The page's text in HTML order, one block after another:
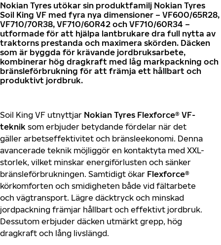
Nokian Tyres utökar sin produktfamilj Nokian Tyres
Soil King VF med fyra nya dimensioner – VF600/65R28,
VF710/70R38, VF710/60R42 och VF710/60R34 –
utformade för att hjälpa lantbrukare dra full nytta av
traktorns prestanda och maximera skörden. Däcken
som är byggda för krävande jordbruksarbete,
kombinerar hög dragkraft med låg markpackning och
bränsleförbrukning för att främja ett hållbart och
produktivt jordbruk.
Soil King VF utnyttjar Nokian Tyres Flexforce® VF-
teknik som erbjuder betydande fördelar när det
gäller arbetseffektivitet och bränsleekonomi. Denna
avancerade teknik möjliggör en kontaktyta med XXL-
storlek, vilket minskar energiförlusten och sänker
bränsleförbrukningen. Samtidigt ökar Flexforce®
körkomforten och smidigheten både vid fältarbete
och vägtransport. Lägre däcktryck och minskad
jordpackning främjar hållbart och effektivt jordbruk.
Dessutom erbjuder däcken utmärkt grepp, hög
dragkraft och lång livslängd.